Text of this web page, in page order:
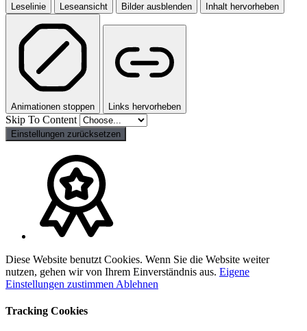
Leselinie Leseansicht Bilder ausblenden Inhalt hervorheben
Animationen stoppen Links hervorheben
Skip To Content
Einstellungen zurücksetzen
Diese Website benutzt Cookies. Wenn Sie die Website weiter
nutzen, gehen wir von Ihrem Einverständnis aus. Eigene
Einstellungen zustimmen Ablehnen
Tracking Cookies